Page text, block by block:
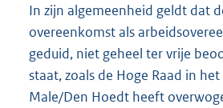
In zijn algemeenheid geldt dat
overeenkomst als
geduid, niet geheel ter vrije
staat, zoals de Hoge Raad in
Male/Den Hoedt heeft